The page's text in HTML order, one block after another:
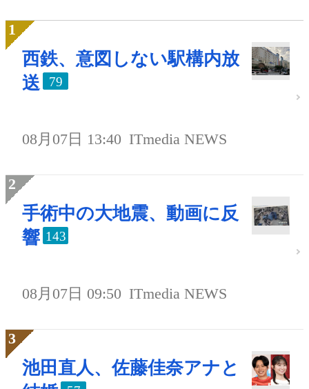
西鉄、意図しない駅構内放
送
79
08月07日 13:40 ITmedia NEWS
手術中の大地震、動画に反
響 143
08月07日 09:50 ITmedia NEWS
池田直人、佐藤佳奈アナと